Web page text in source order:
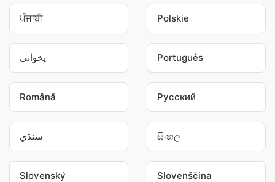
ਪੰਜਾਬੀ Polskie
پخوانی Português
Română Pусский
سنڌي සිංහල
Slovenský Slovenščina